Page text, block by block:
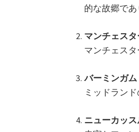
的な故郷で
マンチェス
マンチェス
バーミンガ
ミッドラン
ニューカッ